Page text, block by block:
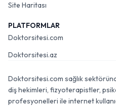
Site Haritası
PLATFORMLAR
Doktorsitesi.com
Doktorsitesi.az
Doktorsitesi.com sağlık
diş hekimleri, fizyoterapistler,
profesyonelleri ile internet